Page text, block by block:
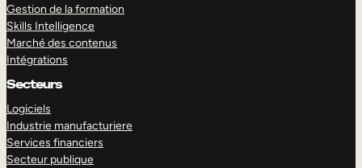
Gestion de la formation
Skills Intelligence
Marché des contenus
Intégrations
Secteurs
Logiciels
Industrie manufacturiere
Services financiers
Secteur publique